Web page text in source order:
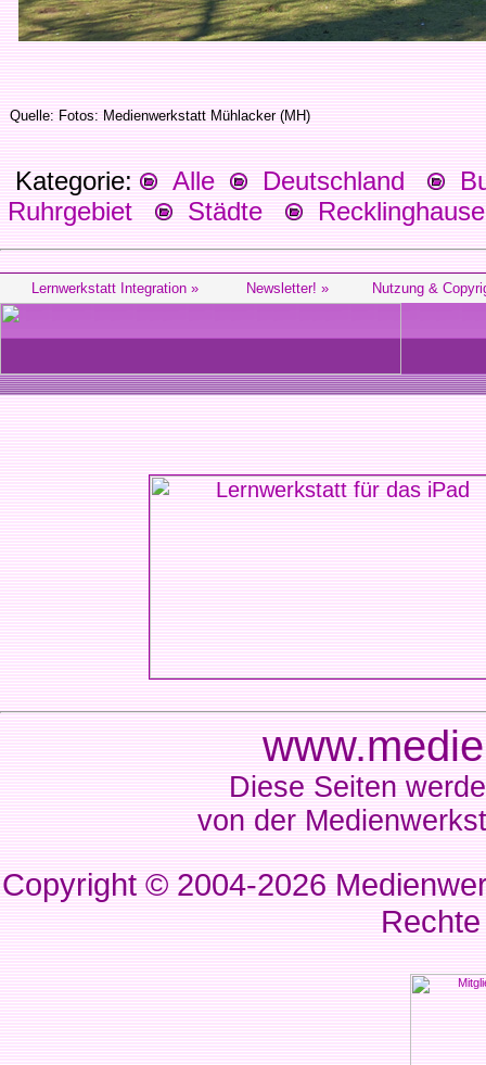
Quelle: Fotos: Medienwerkstatt Mühlacker (MH)
Kategorie: Alle Deutschland
Ruhrgebiet
Städte
Lernwerkstatt Integration » Newsletter! » Nutzung &
Diese Seiten
von der
Copyright © 2004-2026